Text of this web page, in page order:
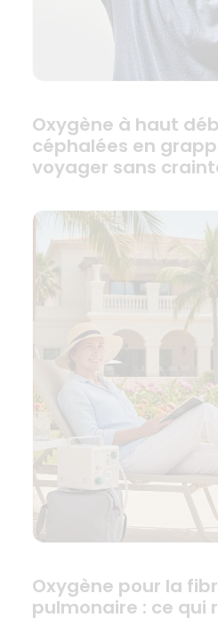
Oxygène à haut
céphalées en
voyager sans
Oxygène pour la
pulmonaire : ce qui